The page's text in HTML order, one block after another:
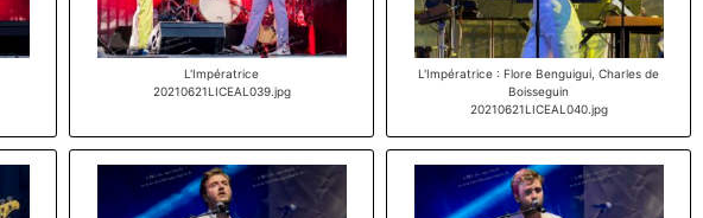
L'Impératrice
20210621LICEAL039.jpg
L'Impératrice : Flore Benguigui, Charles de
Boisseguin
20210621LICEAL040.jpg